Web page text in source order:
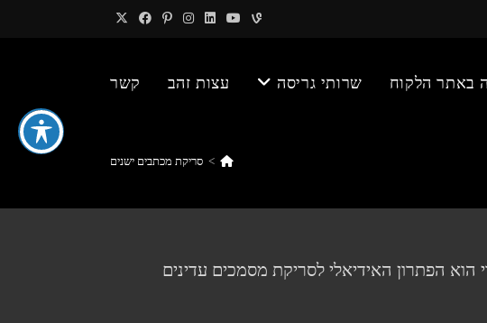
באתר הלקוח שרותי גריסה עצות זהב קשר
> סריקת מכתבים ישנים
הוא הפתרון האידיאלי לסריקת מסמכים עדינים